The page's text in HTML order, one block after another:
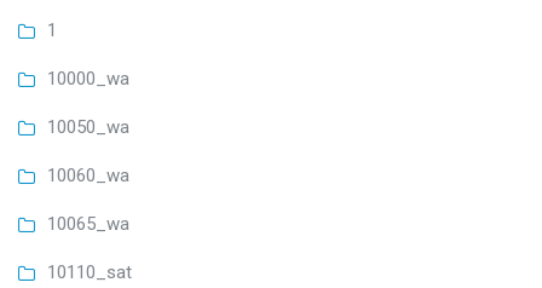
1
10000_wa
10050_wa
10060_wa
10065_wa
10110_sat